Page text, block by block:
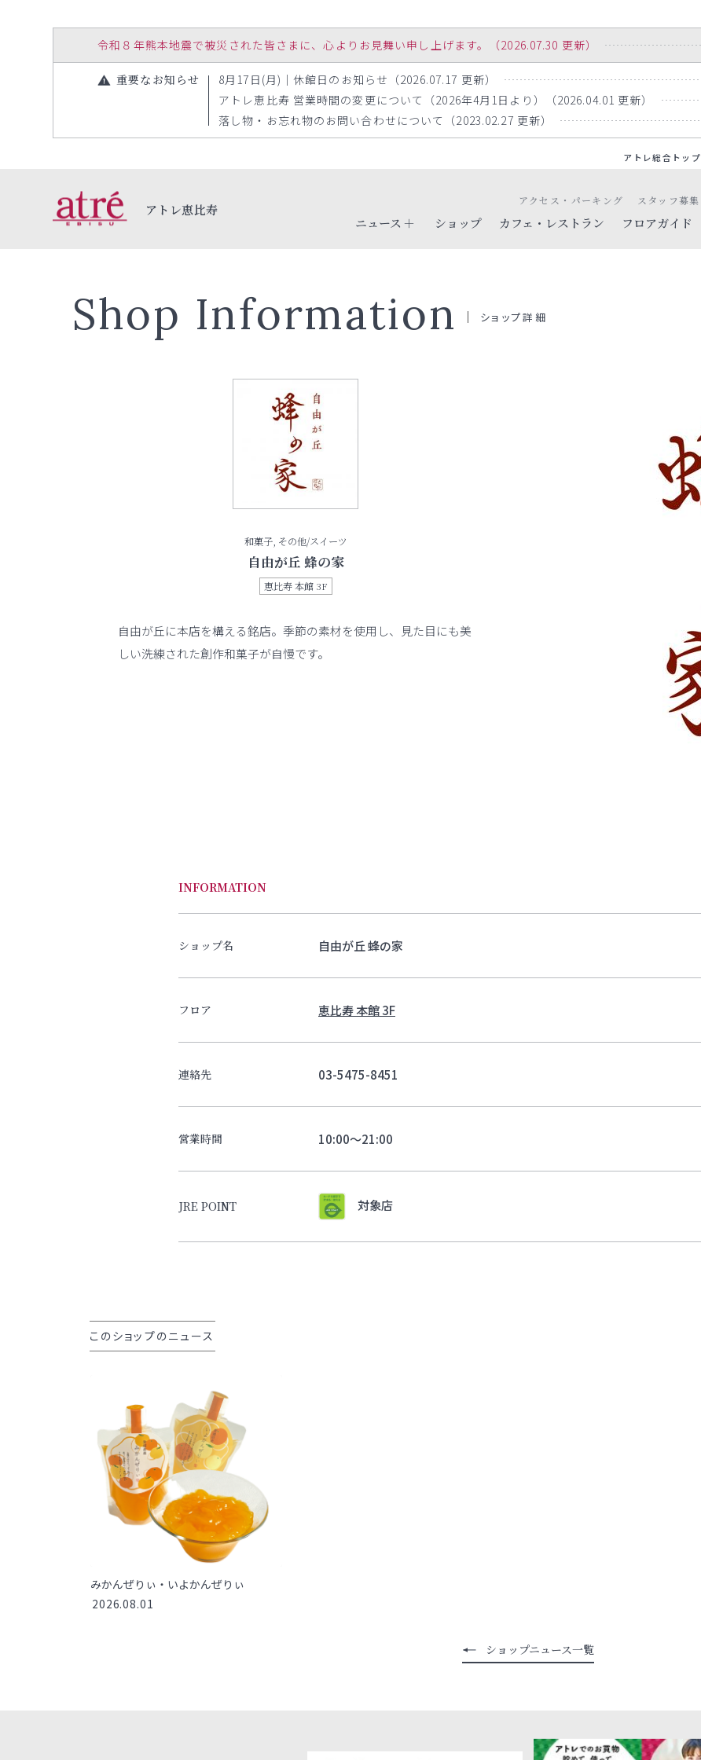
令和８年熊本地震で被災された皆さまに、心よりお見舞い申し上げます。（2026.07.30 更新）
重要なお知らせ
8月17日(月)｜休館日のお知らせ（2026.07.17 更新）
アトレ恵比寿 営業時間の変更について（2026年4月1日より）（2026.04.01 更新）
落し物・お忘れ物のお問い合わせについて（2023.02.27 更新）
アトレ総合トップ
アトレ恵比寿
ニュース
ショップ カフェ・レストラン フロアガイド
アクセス・パーキング スタッフ募集
Shop Information ショップ詳細
和菓子, その他/スイーツ
自由が丘 蜂の家
恵比寿 本館 3F
自由が丘に本店を構える銘店。季節の素材を使用し、見た目にも美
しい洗練された創作和菓子が自慢です。
INFORMATION
ショップ名 自由が丘 蜂の家
フロア 恵比寿 本館 3F
連絡先 03-5475-8451
営業時間 10:00～21:00
JRE POINT 対象店
このショップのニュース
みかんぜりぃ・いよかんぜりぃ
2026.08.01
ショップニュース一覧